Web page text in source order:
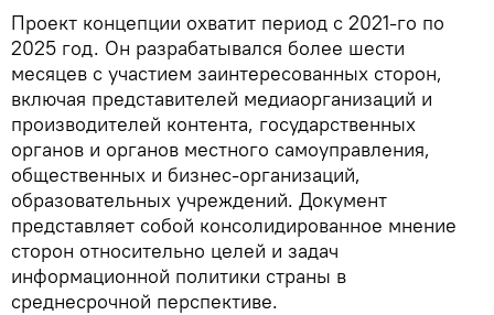
Проект концепции охватит период с 2021-го по
2025 год. Он разрабатывался более шести
месяцев с участием заинтересованных сторон,
включая представителей медиаорганизаций и
производителей контента, государственных
органов и органов местного самоуправления,
общественных и бизнес-организаций,
образовательных учреждений. Документ
представляет собой консолидированное мнение
сторон относительно целей и задач
информационной политики страны в
среднесрочной перспективе.